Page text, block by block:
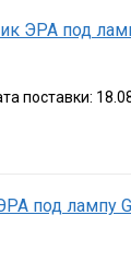
ЭРА под
поставки:
под лампу